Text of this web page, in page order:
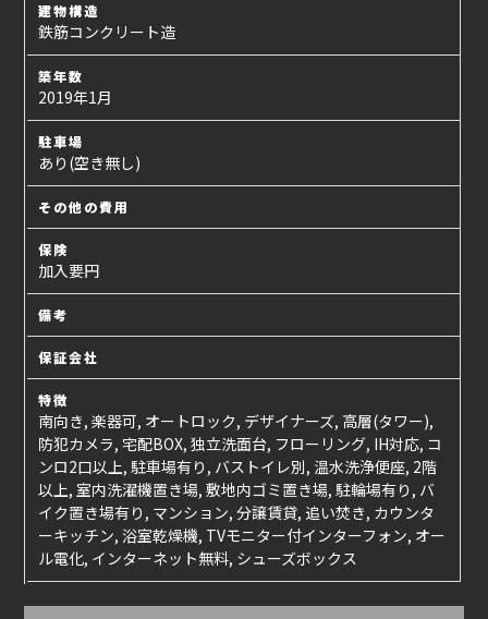
建物構造
鉄筋コンクリート造
築年数
2019年1月
駐車場
あり(空き無し)
その他の費用
保険
加入要円
備考
保証会社
特徴
南向き, 楽器可, オートロック, デザイナーズ, 高層(タワー),
防犯カメラ, 宅配BOX, 独立洗面台, フローリング, IH対応, コ
ンロ2口以上, 駐車場有り, バストイレ別, 温水洗浄便座, 2階
以上, 室内洗濯機置き場, 敷地内ゴミ置き場, 駐輪場有り, バ
イク置き場有り, マンション, 分譲賃貸, 追い焚き, カウンタ
ーキッチン, 浴室乾燥機, TVモニター付インターフォン, オー
ル電化, インターネット無料, シューズボックス